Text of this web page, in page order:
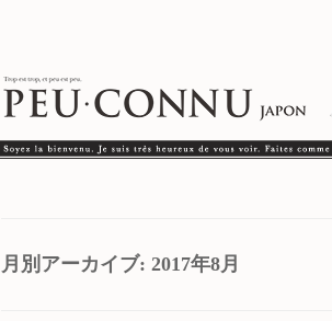
月別アーカイブ: 2017年8月